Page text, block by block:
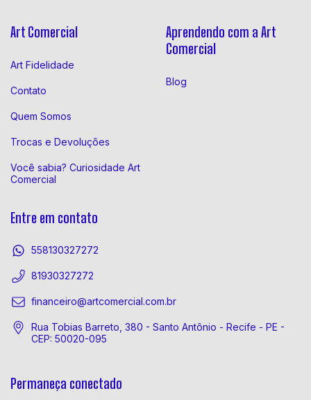
Art Comercial
Art Fidelidade
Contato
Quem Somos
Trocas e Devoluções
Você sabia? Curiosidade Art
Comercial
Aprendendo com a Art
Comercial
Blog
Entre em contato
558130327272
81930327272
financeiro@artcomercial.com.br
Rua Tobias Barreto, 380 - Santo Antônio - Recife - PE -
CEP: 50020-095
Permaneça conectado